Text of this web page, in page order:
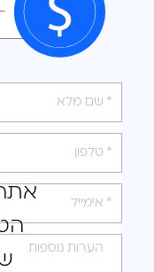
אנא
מלאו
את
טופס
לקבלת
הצעה